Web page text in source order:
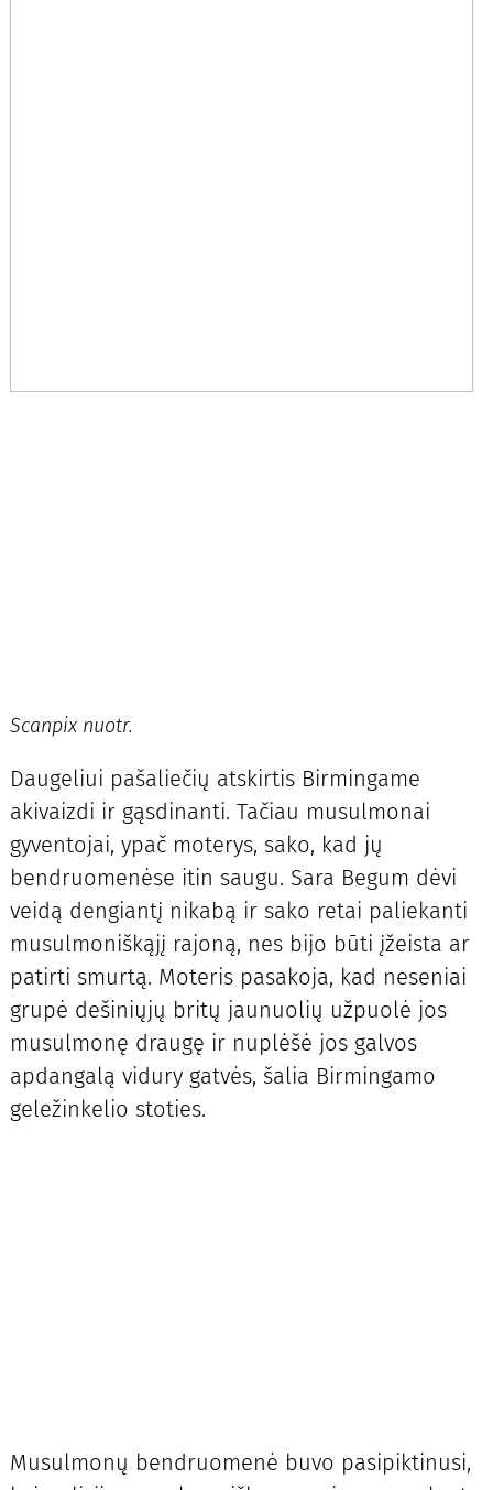
Scanpix nuotr.
Daugeliui pašaliečių atskirtis Birmingame
akivaizdi ir gąsdinanti. Tačiau musulmonai
gyventojai, ypač moterys, sako, kad jų
bendruomenėse itin saugu. Sara Begum dėvi
veidą dengiantį nikabą ir sako retai paliekanti
musulmoniškąjį rajoną, nes bijo būti įžeista ar
patirti smurtą. Moteris pasakoja, kad neseniai
grupė dešiniųjų britų jaunuolių užpuolė jos
musulmonę draugę ir nuplėšė jos galvos
apdangalą vidury gatvės, šalia Birmingamo
geležinkelio stoties.
Musulmonų bendruomenė buvo pasipiktinusi,